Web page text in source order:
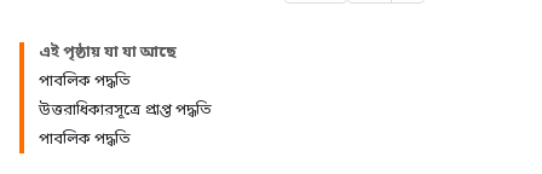
এই পৃষ্ঠায় যা যা আছে
পাবলিক পদ্ধতি
উত্তরাধিকারসূত্রে প্রাপ্ত পদ্ধতি
পাবলিক পদ্ধতি